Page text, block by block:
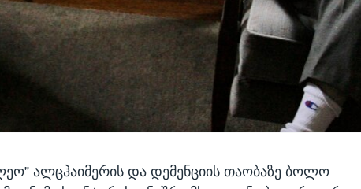
ალცჰაიმერის და დემენციის თაობაზე ბოლო